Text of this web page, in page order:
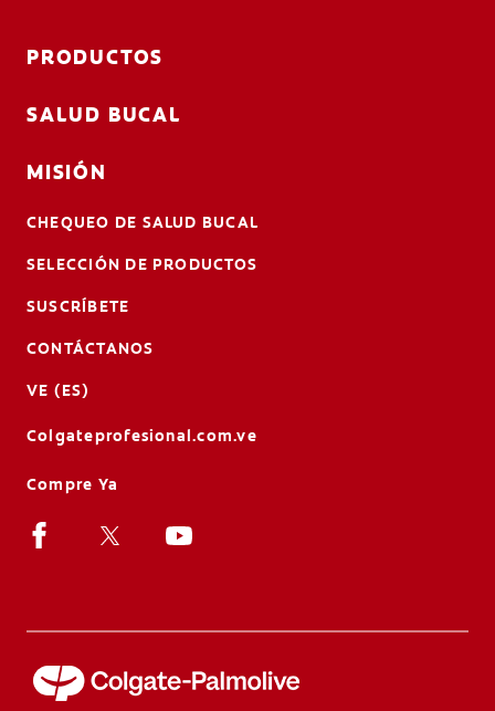
PRODUCTOS
SALUD BUCAL
MISIÓN
CHEQUEO DE SALUD BUCAL
SELECCIÓN DE PRODUCTOS
SUSCRÍBETE
CONTÁCTANOS
VE (ES)
Colgateprofesional.com.ve
Compre Ya